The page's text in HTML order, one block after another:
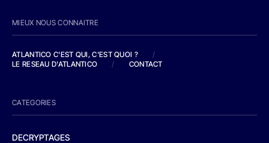
MIEUX NOUS CONNAITRE
ATLANTICO C'EST QUI, C'EST QUOI ?
/
LE RESEAU D'ATLANTICO
/ CONTACT
CATEGORIES
DECRYPTAGES